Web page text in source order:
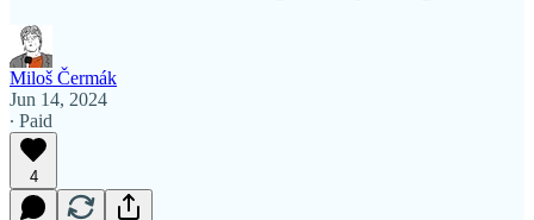
Miloš Čermák
Jun 14, 2024
∙ Paid
4